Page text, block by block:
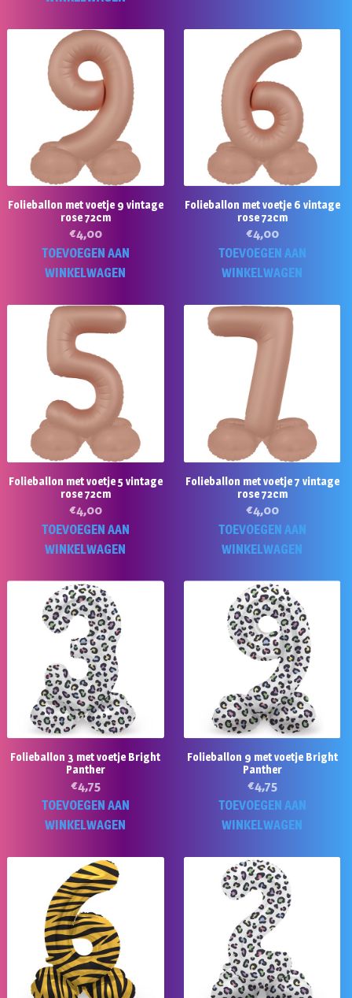
Folieballon met voetje 9 vintage
rose 72cm
€4,00
TOEVOEGEN AAN
WINKELWAGEN
Folieballon met voetje 6 vintage
rose 72cm
€4,00
TOEVOEGEN AAN
WINKELWAGEN
Folieballon met voetje 5 vintage
rose 72cm
€4,00
TOEVOEGEN AAN
WINKELWAGEN
Folieballon met voetje 7 vintage
rose 72cm
€4,00
TOEVOEGEN AAN
WINKELWAGEN
Folieballon 3 met voetje Bright
Panther
€4,75
TOEVOEGEN AAN
WINKELWAGEN
Folieballon 9 met voetje Bright
Panther
€4,75
TOEVOEGEN AAN
WINKELWAGEN